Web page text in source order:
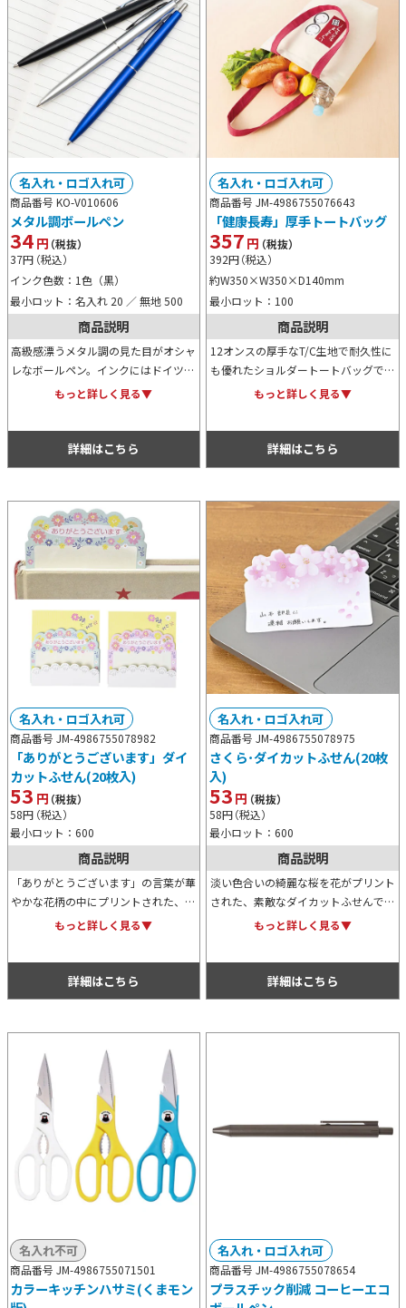
商品番号 KO-V010606
メタル調ボールペン
34円（税抜）
37円（税込）
インク色数：1色（黒）
最小ロット：名入れ 20 ／ 無地 500
名入れ・ロゴ入れ可
商品説明
高級感漂うメタル調の見た目がオシャ
レなボールペン。インクにはドイツ製
の0.7mm黒を使用。企業のオリジナ
もっと詳しく見る▼
詳細はこちら
商品番号 JM-4986755076643
「健康長寿」厚手トートバッグ
357円（税抜）
392円（税込）
約W350×W350×D140mm
最小ロット：100
名入れ・ロゴ入れ可
商品説明
12オンスの厚手なT/C生地で耐久性に
も優れたショルダートートバッグで
す。マチ付きでしっかりモノを詰め込
もっと詳しく見る▼
詳細はこちら
商品番号 JM-4986755078982
「ありがとうございます」ダイ
カットふせん(20枚入)
53 円（税抜）
58円（税込）
最小ロット：600
名入れ・ロゴ入れ可
商品説明
「ありがとうございます」の言葉が華
やかな花柄の中にプリントされた、と
ってもキュートなダイカットふせんで
もっと詳しく見る▼
詳細はこちら
商品番号 JM-4986755078975
さくら･ダイカットふせん(20枚
入)
53円（税抜）
58円（税込）
最小ロット：600
名入れ・ロゴ入れ可
商品説明
淡い色合いの綺麗な桜を花がプリント
された、素敵なダイカットふせんで
す。貼れるのはもちろん、挟んだり、
もっと詳しく見る▼
詳細はこちら
商品番号 JM-4986755071501
カラーキッチンハサミ(くまモン
名入れ不可
商品番号 JM-4986755078654
プラスチック削減 コーヒーエコ
名入れ・ロゴ入れ可